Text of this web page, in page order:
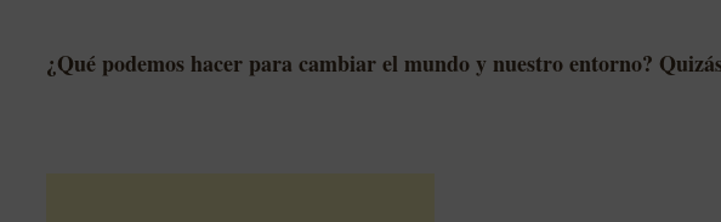
¿Qué podemos hacer para cambiar el mundo y nuestro entorno?